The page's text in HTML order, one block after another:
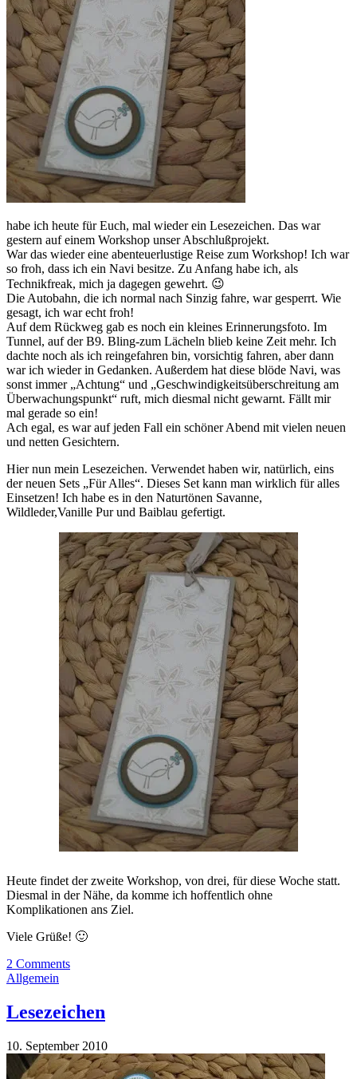
habe ich heute für Euch, mal wieder ein Lesezeichen. Das war
gestern auf einem Workshop unser Abschlußprojekt.
War das wieder eine abenteuerlustige Reise zum Workshop! Ich war
so froh, dass ich ein Navi besitze. Zu Anfang habe ich, als
Technikfreak, mich ja dagegen gewehrt. 😉
Die Autobahn, die ich normal nach Sinzig fahre, war gesperrt. Wie
gesagt, ich war echt froh!
Auf dem Rückweg gab es noch ein kleines Erinnerungsfoto. Im
Tunnel, auf der B9. Bling-zum Lächeln blieb keine Zeit mehr. Ich
dachte noch als ich reingefahren bin, vorsichtig fahren, aber dann
war ich wieder in Gedanken. Außerdem hat diese blöde Navi, was
sonst immer „Achtung“ und „Geschwindigkeitsüberschreitung am
Überwachungspunkt“ ruft, mich diesmal nicht gewarnt. Fällt mir
mal gerade so ein!
Ach egal, es war auf jeden Fall ein schöner Abend mit vielen neuen
und netten Gesichtern.
Hier nun mein Lesezeichen. Verwendet haben wir, natürlich, eins
der neuen Sets „Für Alles“. Dieses Set kann man wirklich für alles
Einsetzen! Ich habe es in den Naturtönen Savanne,
Wildleder,Vanille Pur und Baiblau gefertigt.
Heute findet der zweite Workshop, von drei, für diese Woche statt.
Diesmal in der Nähe, da komme ich hoffentlich ohne
Komplikationen ans Ziel.
Viele Grüße! 🙂
2 Comments
Allgemein
Lesezeichen
10. September 2010